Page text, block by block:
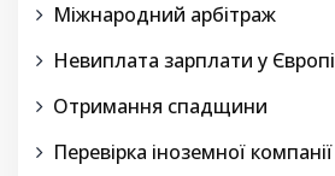
Міжнародний арбітраж
Невиплата зарплати у Європі
Отримання спадщини
Перевірка іноземної компанії